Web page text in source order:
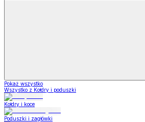
Pokaż wszystko
Wszystko z Kołdry i poduszki
Kołdry i koce
Poduszki i zagłówki